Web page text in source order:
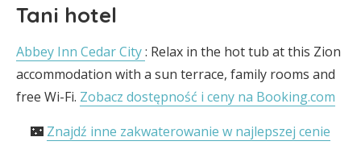
Tani hotel
Abbey Inn Cedar City: Relax in the hot tub at this Zion
accommodation with a sun terrace, family rooms and
free Wi-Fi. Zobacz dostępność i ceny na Booking.com
🌃 Znajdź inne zakwaterowanie w najlepszej cenie